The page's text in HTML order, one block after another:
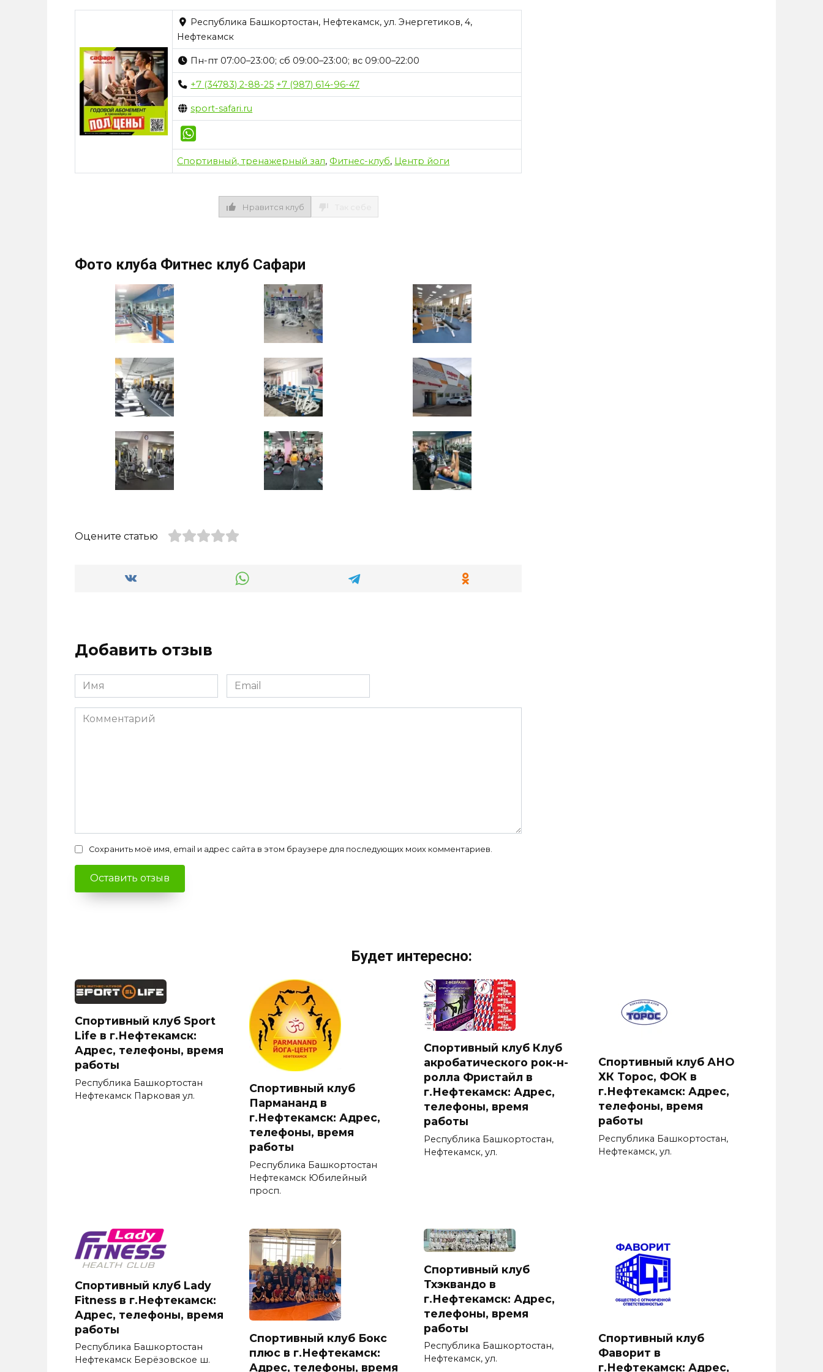
Республика Башкортостан, Нефтекамск, ул. Энергетиков, 4,
Нефтекамск
Пн-пт 07:00–23:00; сб 09:00–23:00; вс 09:00–22:00
+7 (34783) 2-88-25 +7 (987) 614-96-47
sport-safari.ru
Спортивный, тренажерный зал, Фитнес-клуб, Центр йоги
Нравится клуб
Фото клуба Фитнес клуб Сафари
Оцените статью
Добавить отзыв
Имя
*
Email
*
Комментарий
Сохранить моё имя, email и адрес сайта в этом браузере для последующих моих комментариев.
Будет интересно:
Спортивный клуб Sport
Life в г.Нефтекамск:
Адрес, телефоны, время
работы
Республика Башкортостан
Нефтекамск Парковая ул.
Спортивный клуб
Пармананд в
г.Нефтекамск: Адрес,
телефоны, время
работы
Республика Башкортостан
Нефтекамск Юбилейный
просп.
Спортивный клуб Клуб
акробатического рок-н-
ролла Фристайл в
г.Нефтекамск: Адрес,
телефоны, время
работы
Республика Башкортостан,
Нефтекамск, ул.
Спортивный клуб АНО
ХК Торос, ФОК в
г.Нефтекамск: Адрес,
телефоны, время
работы
Республика Башкортостан,
Нефтекамск, ул.
Спортивный клуб Lady
Fitness в г.Нефтекамск:
Адрес, телефоны, время
работы
Республика Башкортостан
Нефтекамск Берёзовское ш.
Спортивный клуб Бокс
плюс в г.Нефтекамск:
Адрес, телефоны, время
Спортивный клуб
Тхэквандо в
г.Нефтекамск: Адрес,
телефоны, время
работы
Республика Башкортостан,
Нефтекамск, ул.
Спортивный клуб
Фаворит в
г.Нефтекамск: Адрес,